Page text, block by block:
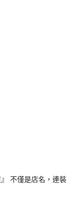
不僅是店名，連裝